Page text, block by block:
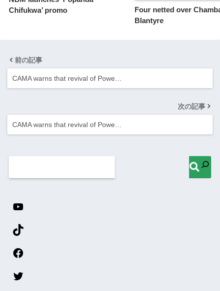
Chifukwa’ promo
Four netted over
Blantyre
前の記事
CAMA warns that revival of Powe…
次の記事
CAMA warns that revival of Powe…